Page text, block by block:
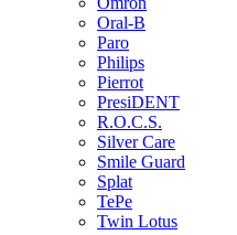
Oral-B
Paro
Philips
Pierrot
PresiDENT
R.O.C.S.
Silver Care
Smile Guard
Splat
TePe
Twin Lotus